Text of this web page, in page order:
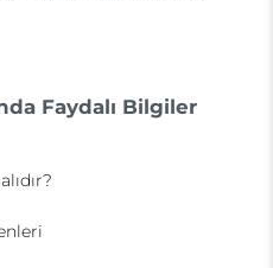
Faydalı Bilgiler